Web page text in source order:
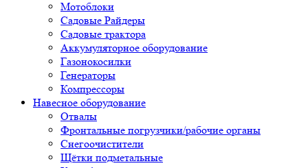
Мотоблоки
Садовые Райдеры
Садовые трактора
Аккумуляторное оборудование
Газонокосилки
Генераторы
Компрессоры
Навесное оборудование
Отвалы
Фронтальные погрузчики/рабочие органы
Снегоочистители
Щётки подметальные